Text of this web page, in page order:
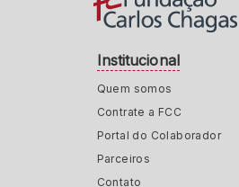
Institucional
Quem somos
Contrate a FCC
Portal do Colaborador
Parceiros
Contato